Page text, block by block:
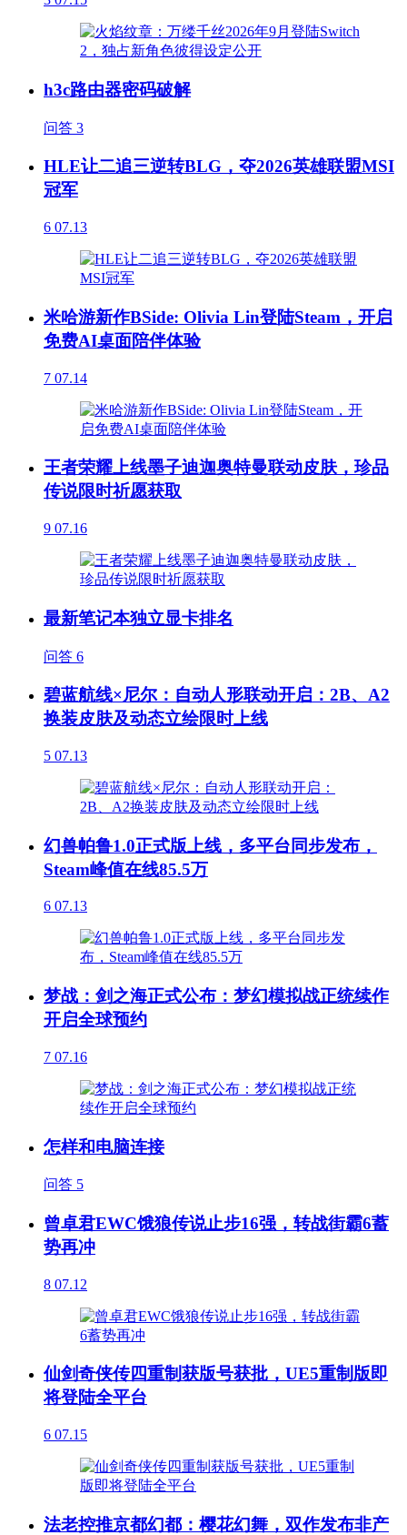
h3c路由器密码破解
问答 3
HLE让二追三逆转BLG，夺2026英雄联盟MSI
冠军
6 07.13
米哈游新作BSide: Olivia Lin登陆Steam，开启
免费AI桌面陪伴体验
7 07.14
王者荣耀上线墨子迪迦奥特曼联动皮肤，珍品
传说限时祈愿获取
9 07.16
最新笔记本独立显卡排名
问答 6
碧蓝航线×尼尔：自动人形联动开启：2B、A2
换装皮肤及动态立绘限时上线
5 07.13
幻兽帕鲁1.0正式版上线，多平台同步发布，
Steam峰值在线85.5万
6 07.13
梦战：剑之海正式公布：梦幻模拟战正统续作
开启全球预约
7 07.16
怎样和电脑连接
问答 5
曾卓君EWC饿狼传说止步16强，转战街霸6蓄
势再冲
8 07.12
仙剑奇侠传四重制获版号获批，UE5重制版即
将登陆全平台
6 07.15
法老控推京都幻都：樱花幻舞，双作发布非产